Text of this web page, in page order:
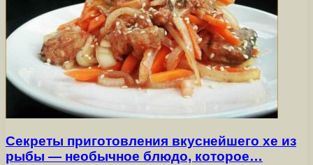
Секреты приготовления вкуснейшего хе из
рыбы — необычное блюдо, которое…